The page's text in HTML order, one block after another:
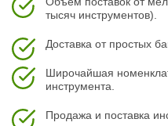
тысяч инструментов).
Доставка от простых
Широчайшая
инструмента.
Продажа и поставка